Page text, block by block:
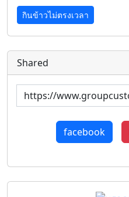
กินข้าวไม่ตรงเวลา
Shared
facebook